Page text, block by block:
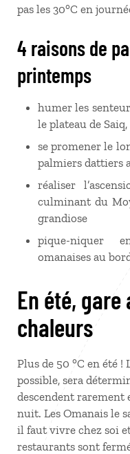
pas les 30°C en
4 raisons de
printemps
humer les
le plateau de
se promener le
palmiers dattiers
réaliser
culminant du
grandiose
pique-niquer
omanaises au
En été, gare aux fortes
chaleurs
Plus de 50 °C en été !
possible, sera
descendent rarement
nuit. Les Omanais le
il faut vivre chez soi
restaurants sont